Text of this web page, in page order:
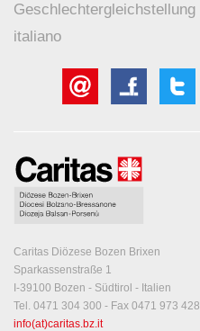
Geschlechtergleichstellung
italiano
Caritas Diözese Bozen Brixen
Sparkassenstraße 1
I-39100 Bozen - Südtirol - Italien
Tel. 0471 304 300 - Fax 0471 973 428
info(at)caritas.bz.it